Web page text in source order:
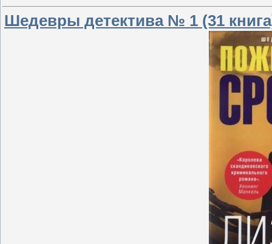
Шедевры детектива № 1 (31